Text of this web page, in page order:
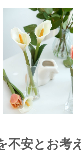
不安とお考